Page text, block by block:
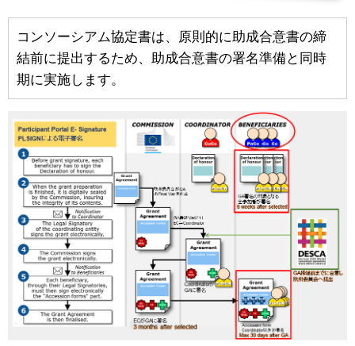
コンソーシアム協定書は、原則的に助成合意書の締
結前に提出するため、助成合意書の署名準備と同時
期に実施します。